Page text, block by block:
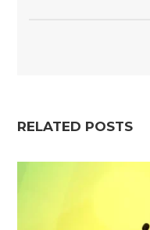
RELATED POSTS